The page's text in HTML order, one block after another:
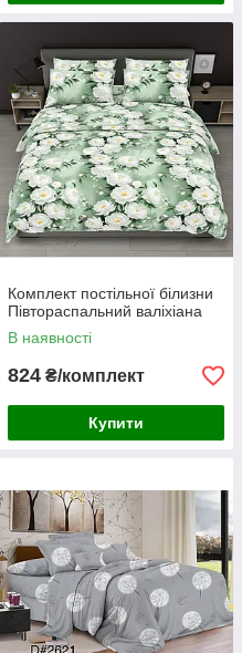
Комплект постільної білизни
Півтораспальний валіхіана
В наявності
824 ₴/комплект
Купити